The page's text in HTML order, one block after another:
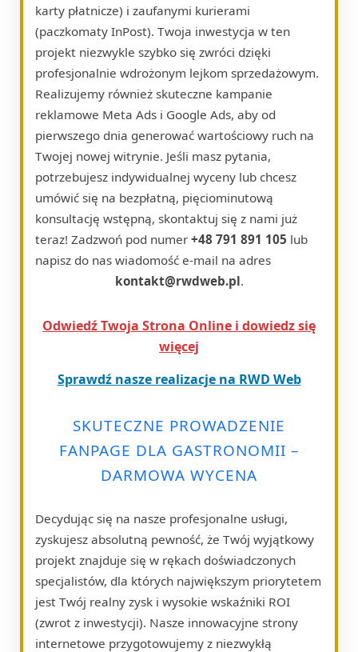
karty płatnicze) i zaufanymi kurierami
(paczkomaty InPost). Twoja inwestycja w ten
projekt niezwykle szybko się zwróci dzięki
profesjonalnie wdrożonym lejkom sprzedażowym.
Realizujemy również skuteczne kampanie
reklamowe Meta Ads i Google Ads, aby od
pierwszego dnia generować wartościowy ruch na
Twojej nowej witrynie. Jeśli masz pytania,
potrzebujesz indywidualnej wyceny lub chcesz
umówić się na bezpłatną, pięciominutową
konsultację wstępną, skontaktuj się z nami już
teraz! Zadzwoń pod numer +48 791 891 105 lub
napisz do nas wiadomość e-mail na adres
kontakt@rwdweb.pl.
Odwiedź Twoja Strona Online i dowiedz się
więcej
Sprawdź nasze realizacje na RWD Web
SKUTECZNE PROWADZENIE
FANPAGE DLA GASTRONOMII –
DARMOWA WYCENA
Decydując się na nasze profesjonalne usługi,
zyskujesz absolutną pewność, że Twój wyjątkowy
projekt znajduje się w rękach doświadczonych
specjalistów, dla których największym priorytetem
jest Twój realny zysk i wysokie wskaźniki ROI
(zwrot z inwestycji). Nasze innowacyjne strony
internetowe przygotowujemy z niezwykłą